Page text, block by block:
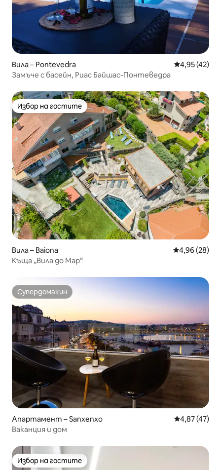
Вила – Pontevedra Средна
4,95 (42)
Замъче с басейн, Риас Байшас-Понтеведра
Избор на гостите
Избор на гостите
Вила – Baiona Средна
4,96 (28)
Къща „Вила до Мар“
Супердомакин
Супердомакин
Апартамент – Sanxenxo Средна
4,87 (47)
Ваканция и дом
Избор на гостите
Избор на гостите